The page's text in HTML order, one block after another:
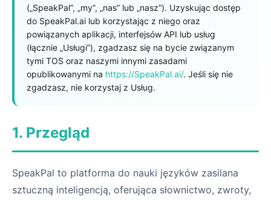
(„SpeakPal”, „my”, „nas” lub „nasz”). Uzyskując dostęp
do SpeakPal.ai lub korzystając z niego oraz
powiązanych aplikacji, interfejsów API lub usług
(łącznie „Usługi”), zgadzasz się na bycie związanym
tymi TOS oraz naszymi innymi zasadami
opublikowanymi na https://SpeakPal.ai/. Jeśli się nie
zgadzasz, nie korzystaj z Usług.
1. Przegląd
SpeakPal to platforma do nauki języków zasilana
sztuczną inteligencją, oferująca słownictwo, zwroty,